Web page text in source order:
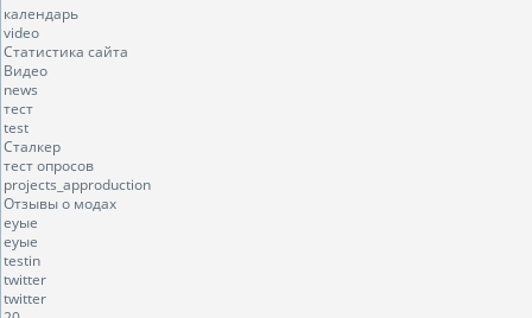
календарь
video
Статистика сайта
Видео
news
тест
test
Сталкер
тест опросов
projects_approduction
Отзывы о модах
еуые
еуые
testin
twitter
twitter